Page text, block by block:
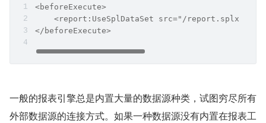
<beforeExecute>
<report:UseSplDataSet src="/report.splx"
</beforeExecute>
一般的报表引擎总是内置大量的数据源种类，试图穷尽所有
外部数据源的连接方式。如果一种数据源没有内置在报表工